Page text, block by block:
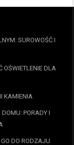
SUROWOŚĆ I
OŚWIETLENIE DLA
KAMIENIA
PORADY I
DO RODZAJU